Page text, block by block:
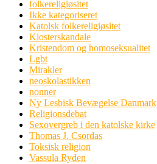
folkereligiøsitet
Ikke kategoriseret
Katolsk folkereligiøsitet
Klosterskandale
Kristendom og homoseksualitet
Lgbt
Mirakler
neoskolastikken
nonner
Ny Lesbisk Bevægelse Danmark
Religionsdebat
Sexovergreb i den katolske kirke
Thomas J. Csordas
Toksisk religion
Vassula Ryden